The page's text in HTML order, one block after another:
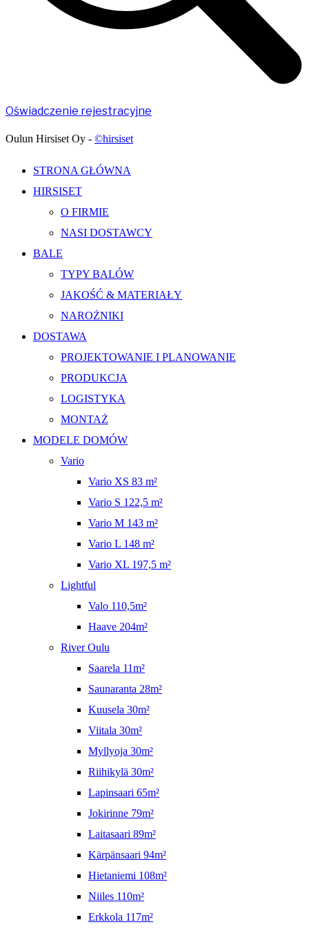
Oświadczenie rejestracyjne
Oulun Hirsiset Oy - ©hirsiset
STRONA GŁÓWNA
HIRSISET
O FIRMIE
NASI DOSTAWCY
BALE
TYPY BALÓW
JAKOŚĆ & MATERIAŁY
NAROŻNIKI
DOSTAWA
PROJEKTOWANIE I PLANOWANIE
PRODUKCJA
LOGISTYKA
MONTAŻ
MODELE DOMÓW
Vario
Vario XS 83 m²
Vario S 122,5 m²
Vario M 143 m²
Vario L 148 m²
Vario XL 197,5 m²
Lightful
Valo 110,5m²
Haave 204m²
River Oulu
Saarela 11m²
Saunaranta 28m²
Kuusela 30m²
Viitala 30m²
Myllyoja 30m²
Riihikylä 30m²
Lapinsaari 65m²
Jokirinne 79m²
Laitasaari 89m²
Kärpänsaari 94m²
Hietaniemi 108m²
Niiles 110m²
Erkkola 117m²